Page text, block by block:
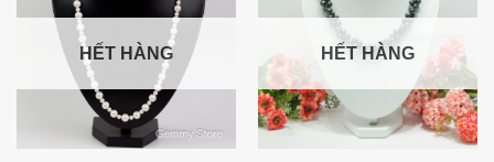
HẾT HÀNG HẾT HÀNG